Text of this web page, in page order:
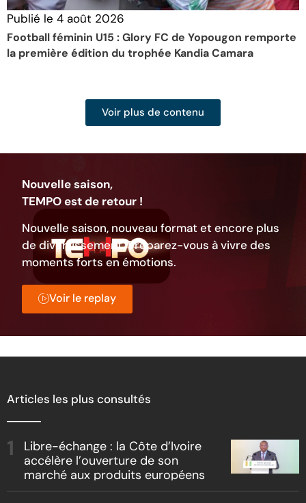
Publié le 4 août 2026
Football féminin U15 : Glory FC de Yopougon remporte
la première édition du trophée Kandia Camara
Voir plus de contenu
Nouvelle saison,
TEMPO est de retour !
Nouvelle saison, nouveau format et encore plus
de divertissement. Préparez-vous à vivre des
moments forts en émotions.
Voir le replay
Articles les plus consultés
Libre-échange : la Côte d’Ivoire
accélère l’ouverture de son
marché aux produits européens